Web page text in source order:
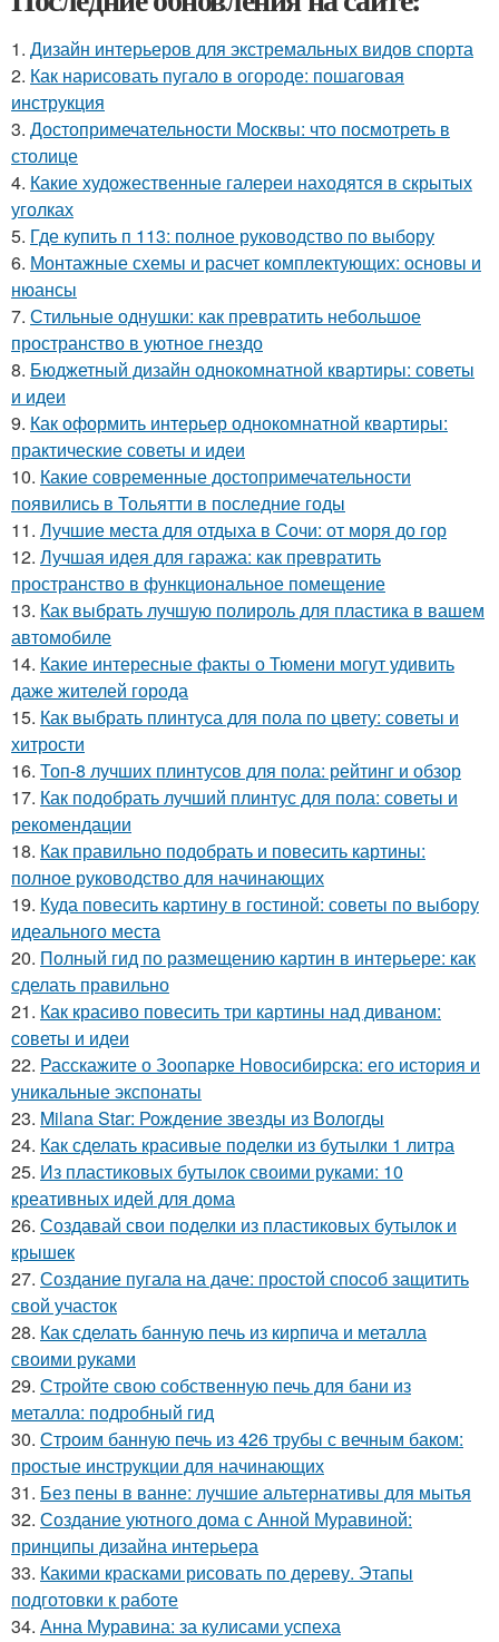
1. Дизайн интерьеров для экстремальных видов спорта
2. Как нарисовать пугало в огороде: пошаговая
инструкция
3. Достопримечательности Москвы: что посмотреть в
столице
4. Какие художественные галереи находятся в скрытых
уголках
5. Где купить п 113: полное руководство по выбору
6. Монтажные схемы и расчет комплектующих: основы и
нюансы
7. Стильные однушки: как превратить небольшое
пространство в уютное гнездо
8. Бюджетный дизайн однокомнатной квартиры: советы
и идеи
9. Как оформить интерьер однокомнатной квартиры:
практические советы и идеи
10. Какие современные достопримечательности
появились в Тольятти в последние годы
11. Лучшие места для отдыха в Сочи: от моря до гор
12. Лучшая идея для гаража: как превратить
пространство в функциональное помещение
13. Как выбрать лучшую полироль для пластика в вашем
автомобиле
14. Какие интересные факты о Тюмени могут удивить
даже жителей города
15. Как выбрать плинтуса для пола по цвету: советы и
хитрости
16. Топ-8 лучших плинтусов для пола: рейтинг и обзор
17. Как подобрать лучший плинтус для пола: советы и
рекомендации
18. Как правильно подобрать и повесить картины:
полное руководство для начинающих
19. Куда повесить картину в гостиной: советы по выбору
идеального места
20. Полный гид по размещению картин в интерьере: как
сделать правильно
21. Как красиво повесить три картины над диваном:
советы и идеи
22. Расскажите о Зоопарке Новосибирска: его история и
уникальные экспонаты
23. Milana Star: Рождение звезды из Вологды
24. Как сделать красивые поделки из бутылки 1 литра
25. Из пластиковых бутылок своими руками: 10
креативных идей для дома
26. Создавай свои поделки из пластиковых бутылок и
крышек
27. Создание пугала на даче: простой способ защитить
свой участок
28. Как сделать банную печь из кирпича и металла
своими руками
29. Стройте свою собственную печь для бани из
металла: подробный гид
30. Строим банную печь из 426 трубы с вечным баком:
простые инструкции для начинающих
31. Без пены в ванне: лучшие альтернативы для мытья
32. Создание уютного дома с Анной Муравиной:
принципы дизайна интерьера
33. Какими красками рисовать по дереву. Этапы
подготовки к работе
34. Анна Муравина: за кулисами успеха